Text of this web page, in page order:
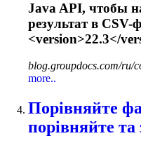
Java API, чтобы
результат в
<version>22.3</
blog.groupdocs.com/ru/
more..
Порівняйте
порівняйте та